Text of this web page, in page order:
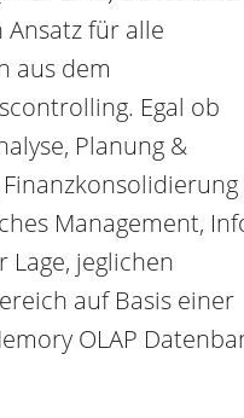
für alle
aus dem
Egal ob
Planung &
Management,
Lage, jeglichen
auf Basis einer
OLAP